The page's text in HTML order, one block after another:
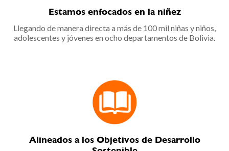
Estamos enfocados en la niñez
Llegando de manera directa a más de 100 mil niñas y niños,
adolescentes y jóvenes en ocho departamentos de Bolivia.
Alineados a los Objetivos de Desarrollo